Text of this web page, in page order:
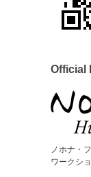
Official
ノホナ・
ワークシ